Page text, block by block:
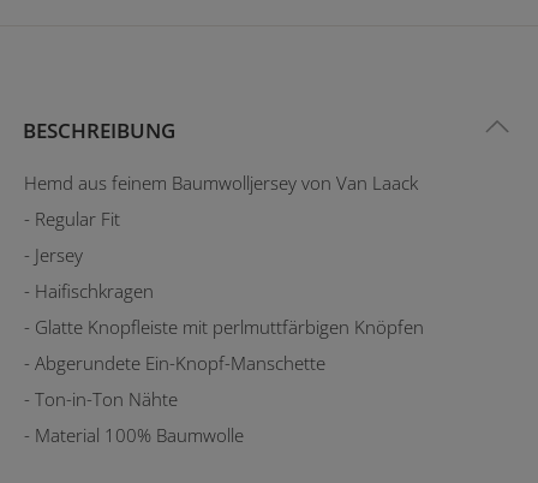
BESCHREIBUNG
Hemd aus feinem Baumwolljersey von Van Laack
- Regular Fit
- Jersey
- Haifischkragen
- Glatte Knopfleiste mit perlmuttfärbigen Knöpfen
- Abgerundete Ein-Knopf-Manschette
- Ton-in-Ton Nähte
- Material 100% Baumwolle